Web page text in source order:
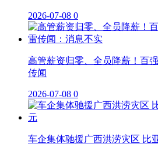
2026-07-08 0
高管薪资归零、全员降薪！百
传闻
2026-07-08 0
车企集体驰援广西洪涝灾区 比